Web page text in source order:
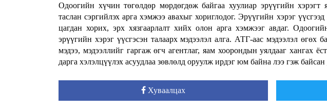
Одоогийн хүчин төгөлдөр мөрдөгдөж байгаа хуулиар эрүүгийн хэрэгт
таслан сэргийлэх арга хэмжээ авахыг хориглодог. Эрүүгийн хэрэг
цагдан хорих, эрх хязгаарлалт хийх олон арга хэмжээг авдаг.
эрүүгийн хэрэг үүсгэсэн талаарх мэдээлэл алга. АТГ-аас мэдээлэл өгөх
мэдээ, мэдээллийг гаргаж өгч агентлаг, яам хоорондын уялдааг хангах
дарга хэлэлцүүлэх асуудлаа зөвлөлд оруулж ирдэг юм байна лээ гэж байсан
Хуваалцах